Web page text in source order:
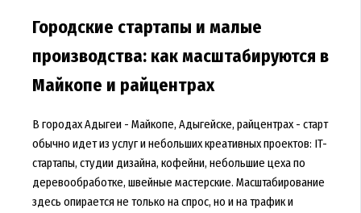
Городские стартапы и малые
производства: как масштабируются в
Майкопе и райцентрах
В городах Адыгеи - Майкопе, Адыгейске, райцентрах - старт
обычно идет из услуг и небольших креативных проектов: IT-
стартапы, студии дизайна, кофейни, небольшие цеха по
деревообработке, швейные мастерские. Масштабирование
здесь опирается не только на спрос, но и на трафик и